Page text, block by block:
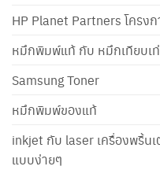
HP Planet Partners โครง
หมึกพิมพ์แท้ กับ หมึกเทียบเ
Samsung Toner
หมึกพิมพ์ของแท้
inkjet กับ laser เครื่องพริ้น
แบบง่ายๆ